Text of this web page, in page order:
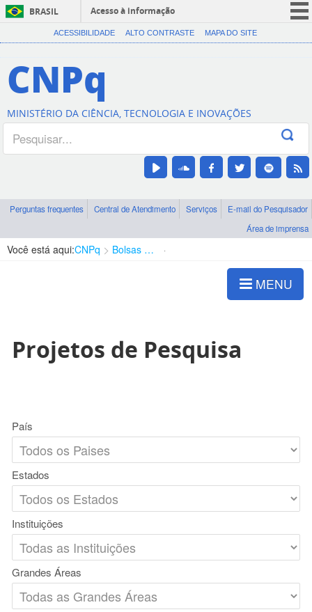
BRASIL
Acesso à informação
CORONAVÍRUS (COVID-19)
Canais
ACESSIBILIDADE ALTO CONTRASTE MAPA DO SITE
CNPq
MINISTÉRIO DA CIÊNCIA, TECNOLOGIA E INOVAÇÕES
Perguntas frequentes Central de Atendimento Serviços
E-mail do Pesquisador
Área de imprensa
Você está aqui:CNPq Bolsas e Auxílios Vigentes
MENU
Projetos de Pesquisa
País
Estados
Instituições
Grandes Áreas